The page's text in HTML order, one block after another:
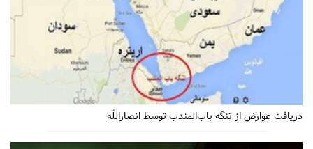
دریافت عوارض از تنگه باب‌المندب توسط انصاراللّه